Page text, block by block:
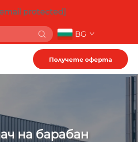
protected]
BG
Получете оферта
на барабан